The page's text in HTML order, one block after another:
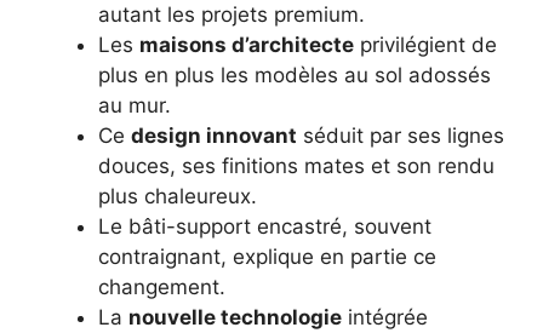
autant les projets premium.
Les maisons d’architecte privilégient de
plus en plus les modèles au sol adossés
au mur.
Ce design innovant séduit par ses lignes
douces, ses finitions mates et son rendu
plus chaleureux.
Le bâti-support encastré, souvent
contraignant, explique en partie ce
changement.
La nouvelle technologie intégrée